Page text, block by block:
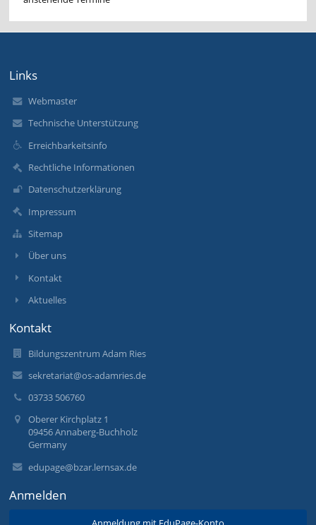
Links
Webmaster
Technische Unterstützung
Erreichbarkeitsinfo
Rechtliche Informationen
Datenschutzerklärung
Impressum
Sitemap
Über uns
Kontakt
Aktuelles
Kontakt
Bildungszentrum Adam Ries
sekretariat@os-adamries.de
03733 506760
Oberer Kirchplatz 1
09456 Annaberg-Buchholz
Germany
edupage@bzar.lernsax.de
Anmelden